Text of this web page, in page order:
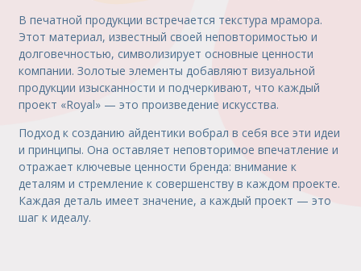
В печатной продукции встречается текстура мрамора.
Этот материал, известный своей неповторимостью и
долговечностью, символизирует основные ценности
компании. Золотые элементы добавляют визуальной
продукции изысканности и подчеркивают, что каждый
проект «Royal» — это произведение искусства.
Подход к созданию айдентики вобрал в себя все эти идеи
и принципы. Она оставляет неповторимое впечатление и
отражает ключевые ценности бренда: внимание к
деталям и стремление к совершенству в каждом проекте.
Каждая деталь имеет значение, а каждый проект — это
шаг к идеалу.